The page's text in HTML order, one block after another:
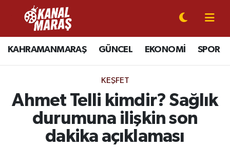
KAHRAMANMARAŞ GÜNCEL EKONOMİ SPOR
KEŞFET
Ahmet Telli kimdir? Sağlık
durumuna ilişkin son
dakika açıklaması
CANLI YAYIN
KAHRAMANMARAŞ
SPOR
SİYASET
Kahramanmaraş Nöbetçi Eczaneler
Kahramanmaraş Hava Durumu
Kahramanmaraş Namaz Vakitleri
Kahramanmaraş Trafik Yoğunluk Haritası
Süper Lig Puan Durumu ve Fikstür